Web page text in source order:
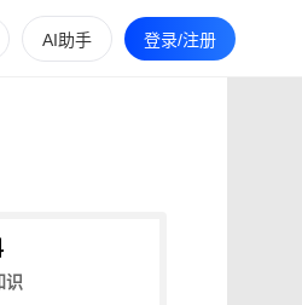
AI助手 登录/注册
识